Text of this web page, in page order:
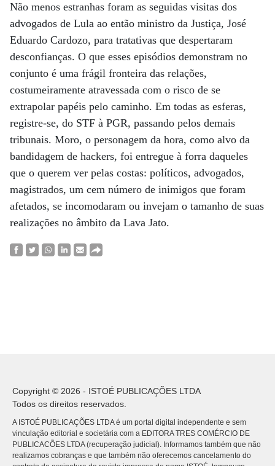
Não menos estranhas foram as seguidas visitas dos
advogados de Lula ao então ministro da Justiça, José
Eduardo Cardozo, para tratativas que despertaram
desconfianças. O que esses episódios demonstram no
conjunto é uma frágil fronteira das relações,
costumeiramente atravessada com o risco de se
extrapolar papéis pelo caminho. Em todas as esferas,
registre-se, do STF à PGR, passando pelos demais
tribunais. Moro, o personagem da hora, como alvo da
bandidagem de hackers, foi entregue à forra daqueles
que o querem ver pelas costas: políticos, advogados,
magistrados, um cem número de inimigos que foram
afetados, se incomodaram ou invejam o tamanho de suas
realizações no âmbito da Lava Jato.
Copyright © 2026 - ISTOÉ PUBLICAÇÕES LTDA
Todos os direitos reservados.
A ISTOÉ PUBLICAÇÕES LTDA é um portal digital independente e sem
vinculação editorial e societária com a EDITORA TRES COMÉRCIO DE
PUBLICACÕES LTDA (recuperação judicial). Informamos também que não
realizamos cobranças e que também não oferecemos cancelamento do